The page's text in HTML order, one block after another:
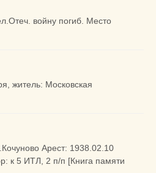
войну погиб. Место
житель: Московская
Арест: 1938.02.10
к 5 ИТЛ, 2 п/п [Книга памяти